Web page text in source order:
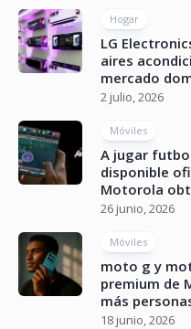
Hogar
LG
aires
mercado
2 julio, 2026
Móviles
A jugar
disponible
Motorola
26 junio, 2026
Móviles
moto g y
premium de
más
18 junio, 2026